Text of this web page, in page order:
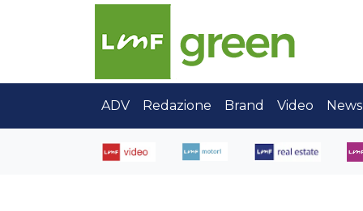
ADV Redazione Brand Video News